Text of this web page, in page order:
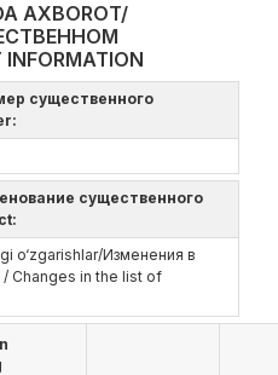
AXBOROT/
существенного
существенного
o‘zgarishlar/Изменения в
Changes in the list of